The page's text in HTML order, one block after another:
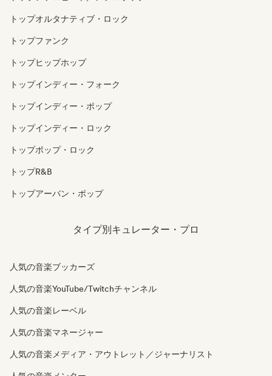
トップオルタナティブ・ロック
トップファンク
トップヒップホップ
トップインディー・フォーク
トップインディー・ポップ
トップインディー・ロック
トップポップ・ロック
トップR&B
トップアーバン・ポップ
タイプ別キュレーター・プロ
人気の音楽ブッカーズ
人気の音楽YouTube/Twitchチャンネル
人気の音楽レーベル
人気の音楽マネージャー
人気の音楽メディア・アウトレット／ジャーナリスト